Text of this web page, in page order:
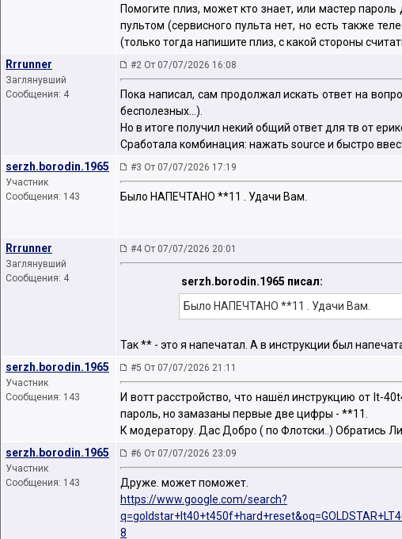
Помогите плиз, может кто знает, или мастер
пультом (сервисного пульта нет, но есть также
(только тогда напишите плиз, с какой стороны
Rrrunner
Заглянувший
Сообщения: 4
#2 От 07/07/2026 16:08
Пока написал, сам продолжал искать ответ на
бесполезных...).
Но в итоге получил некий общий ответ для тв от
Сработала комбинация: нажать source и быстро
serzh.borodin.1965
Участник
Сообщения: 143
#3 От 07/07/2026 17:19
Было НАПЕЧТАНО **11 . Удачи Вам.
Rrrunner
Заглянувший
Сообщения: 4
#4 От 07/07/2026 20:01
serzh.borodin.1965 писал:
Было НАПЕЧТАНО **11 . Удачи Вам.
Так ** - это я напечатал. А в инструкции был
serzh.borodin.1965
Участник
Сообщения: 143
#5 От 07/07/2026 21:11
И вотт расстройство, что нашёл инструкцию от lt-
пароль, но замазаны первые две цифры - **11.
К модератору. Дас Добро ( по Флотски..) Обратись
serzh.borodin.1965
Участник
Сообщения: 143
#6 От 07/07/2026 23:09
Друже. может поможет.
https://www.google.com/search?
8